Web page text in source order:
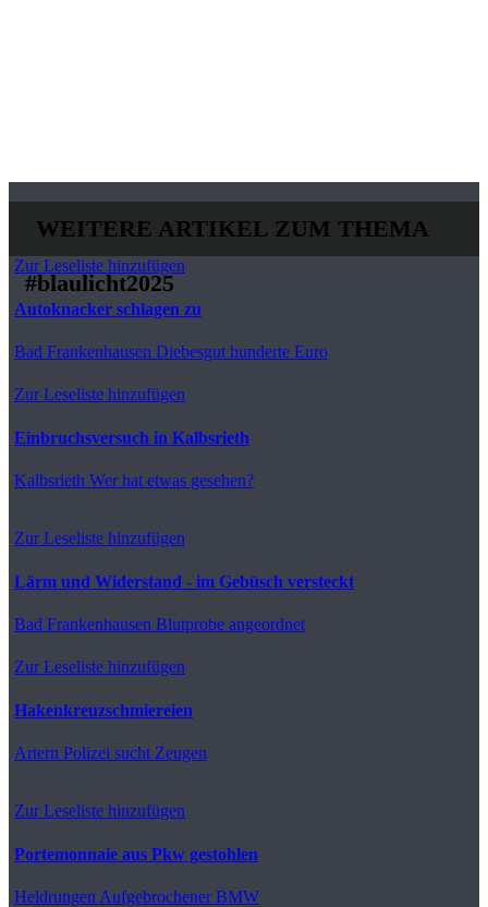
WEITERE ARTIKEL ZUM THEMA
#blaulicht2025
Zur Leseliste hinzufügen
Autoknacker schlagen zu
Bad Frankenhausen Diebesgut hunderte Euro
Zur Leseliste hinzufügen
Einbruchsversuch in Kalbsrieth
Kalbsrieth Wer hat etwas gesehen?
Zur Leseliste hinzufügen
Lärm und Widerstand - im Gebüsch versteckt
Bad Frankenhausen Blutprobe angeordnet
Zur Leseliste hinzufügen
Hakenkreuzschmiereien
Artern Polizei sucht Zeugen
Zur Leseliste hinzufügen
Portemonnaie aus Pkw gestohlen
Heldrungen Aufgebrochener BMW